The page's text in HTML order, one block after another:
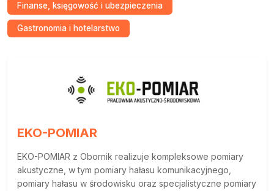
Finanse, księgowość i ubezpieczenia
Gastronomia i hotelarstwo
EKO-POMIAR
EKO-POMIAR z Obornik realizuje kompleksowe pomiary
akustyczne, w tym pomiary hałasu komunikacyjnego,
pomiary hałasu w środowisku oraz specjalistyczne pomiary